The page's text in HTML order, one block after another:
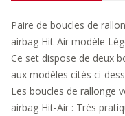
Paire de boucles de
airbag Hit-Air modèle
Ce set dispose de deux
aux modèles cités ci-
Les boucles de rallonge
airbag Hit-Air : Très